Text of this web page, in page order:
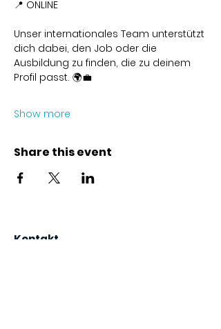
📍 ONLINE
Unser internationales Team unterstützt
dich dabei, den Job oder die
Ausbildung zu finden, die zu deinem
Profil passt. 🌍💼
Show more
Share this event
Kontakt